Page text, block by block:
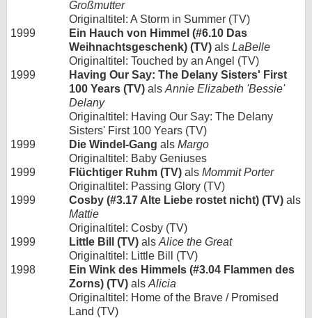
Großmutter
Originaltitel: A Storm in Summer (TV)
1999
Ein Hauch von Himmel (#6.10 Das
Weihnachtsgeschenk) (TV) als LaBelle
Originaltitel: Touched by an Angel (TV)
1999
Having Our Say: The Delany Sisters' First
100 Years (TV) als Annie Elizabeth 'Bessie'
Delany
Originaltitel: Having Our Say: The Delany
Sisters' First 100 Years (TV)
1999
Die Windel-Gang als Margo
Originaltitel: Baby Geniuses
1999
Flüchtiger Ruhm (TV) als Mommit Porter
Originaltitel: Passing Glory (TV)
1999
Cosby (#3.17 Alte Liebe rostet nicht) (TV) als
Mattie
Originaltitel: Cosby (TV)
1999
Little Bill (TV) als Alice the Great
Originaltitel: Little Bill (TV)
1998
Ein Wink des Himmels (#3.04 Flammen des
Zorns) (TV) als Alicia
Originaltitel: Home of the Brave / Promised
Land (TV)